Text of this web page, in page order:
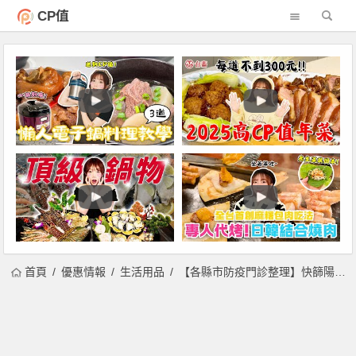
CP值
首頁 優惠情報 生活用品 【各縣市防疫門診整理】快篩陽性PCR、預約掛號、領藥資訊